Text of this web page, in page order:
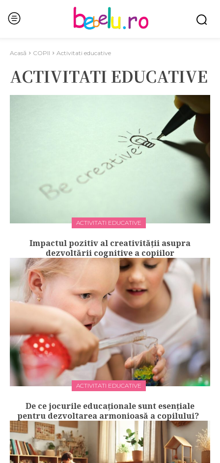
Acasă COPII Activitati educative
ACTIVITATI EDUCATIVE
ACTIVITATI EDUCATIVE
Impactul pozitiv al creativității asupra
dezvoltării cognitive a copiilor
ACTIVITATI EDUCATIVE
De ce jocurile educaționale sunt esențiale
pentru dezvoltarea armonioasă a copilului?